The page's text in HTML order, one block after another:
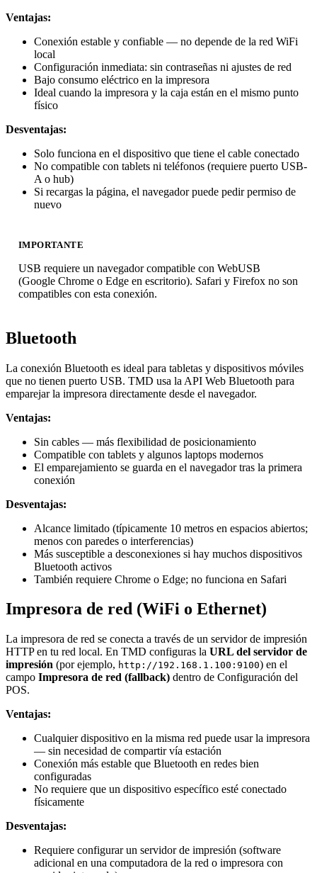
Ventajas:
Conexión estable y confiable — no depende de la red WiFi
local
Configuración inmediata: sin contraseñas ni ajustes de red
Bajo consumo eléctrico en la impresora
Ideal cuando la impresora y la caja están en el mismo punto
físico
Desventajas:
Solo funciona en el dispositivo que tiene el cable conectado
No compatible con tablets ni teléfonos (requiere puerto USB-
A o hub)
Si recargas la página, el navegador puede pedir permiso de
nuevo
IMPORTANTE
USB requiere un navegador compatible con WebUSB
(Google Chrome o Edge en escritorio). Safari y Firefox no son
compatibles con esta conexión.
Bluetooth
La conexión Bluetooth es ideal para tabletas y dispositivos móviles
que no tienen puerto USB. TMD usa la API Web Bluetooth para
emparejar la impresora directamente desde el navegador.
Ventajas:
Sin cables — más flexibilidad de posicionamiento
Compatible con tablets y algunos laptops modernos
El emparejamiento se guarda en el navegador tras la primera
conexión
Desventajas:
Alcance limitado (típicamente 10 metros en espacios abiertos;
menos con paredes o interferencias)
Más susceptible a desconexiones si hay muchos dispositivos
Bluetooth activos
También requiere Chrome o Edge; no funciona en Safari
Impresora de red (WiFi o Ethernet)
La impresora de red se conecta a través de un servidor de impresión
HTTP en tu red local. En TMD configuras la URL del servidor de
impresión (por ejemplo, http://192.168.1.100:9100) en el
campo Impresora de red (fallback) dentro de Configuración del
POS.
Ventajas:
Cualquier dispositivo en la misma red puede usar la impresora
— sin necesidad de compartir vía estación
Conexión más estable que Bluetooth en redes bien
configuradas
No requiere que un dispositivo específico esté conectado
físicamente
Desventajas:
Requiere configurar un servidor de impresión (software
adicional en una computadora de la red o impresora con